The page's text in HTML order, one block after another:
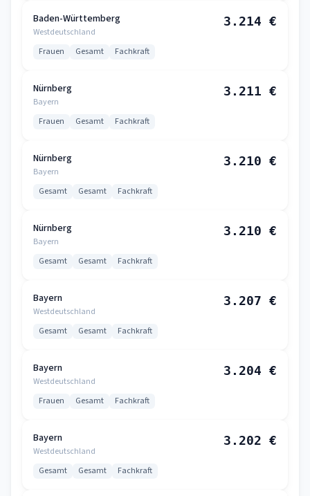
Baden-Württemberg
Westdeutschland
3.214 €
Frauen Gesamt Fachkraft
Nürnberg
Bayern
3.211 €
Frauen Gesamt Fachkraft
Nürnberg
Bayern
3.210 €
Gesamt Gesamt Fachkraft
Nürnberg
Bayern
3.210 €
Gesamt Gesamt Fachkraft
Bayern
Westdeutschland
3.207 €
Gesamt Gesamt Fachkraft
Bayern
Westdeutschland
3.204 €
Frauen Gesamt Fachkraft
Bayern
Westdeutschland
3.202 €
Gesamt Gesamt Fachkraft